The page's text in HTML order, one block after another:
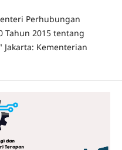
Perhubungan
Tahun 2015 tentang
Jakarta: Kementerian